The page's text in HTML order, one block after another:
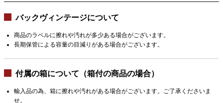
バックヴィンテージについて
商品のラベルに擦れや汚れが多少ある場合がございます。
長期保管による容量の目減りがある場合がございます。
付属の箱について（箱付の商品の場合）
輸入品の為、箱に擦れや汚れがある場合がございます。ご了承くださいま
せ。